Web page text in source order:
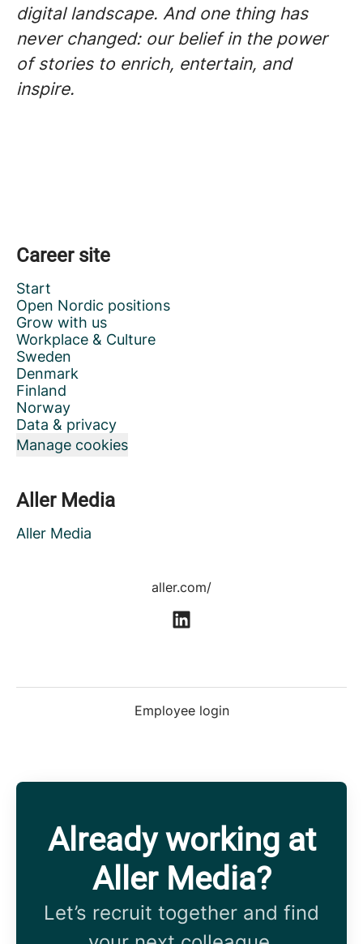
digital landscape. And one thing has
never changed: our belief in the power
of stories to enrich, entertain, and
inspire.
Career site
Start
Open Nordic positions
Grow with us
Workplace & Culture
Sweden
Denmark
Finland
Norway
Data & privacy
Manage cookies
Aller Media
Aller Media
aller.com/
Employee login
Already working at
Aller Media?
Let’s recruit together and find